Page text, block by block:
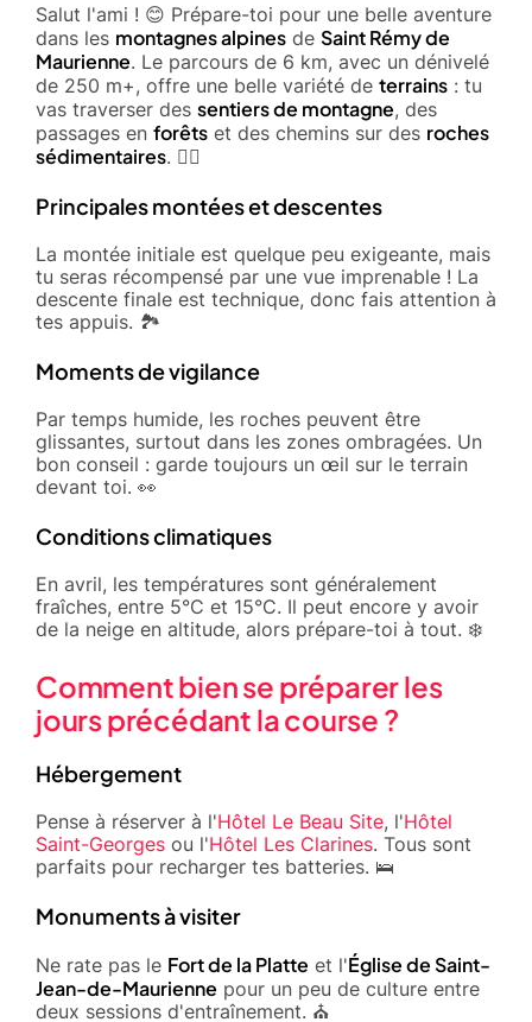
Salut l'ami ! 😊 Prépare-toi pour une belle aventure
dans les montagnes alpines de Saint Rémy de
Maurienne. Le parcours de 6 km, avec un dénivelé
de 250 m+, offre une belle variété de terrains : tu
vas traverser des sentiers de montagne, des
passages en forêts et des chemins sur des roches
sédimentaires. 🚵‍♂️
Principales montées et descentes
La montée initiale est quelque peu exigeante, mais
tu seras récompensé par une vue imprenable ! La
descente finale est technique, donc fais attention à
tes appuis. 🏞️
Moments de vigilance
Par temps humide, les roches peuvent être
glissantes, surtout dans les zones ombragées. Un
bon conseil : garde toujours un œil sur le terrain
devant toi. 👀
Conditions climatiques
En avril, les températures sont généralement
fraîches, entre 5°C et 15°C. Il peut encore y avoir
de la neige en altitude, alors prépare-toi à tout. ❄️
Comment bien se préparer les
jours précédant la course ?
Hébergement
Pense à réserver à l'Hôtel Le Beau Site, l'Hôtel
Saint-Georges ou l'Hôtel Les Clarines. Tous sont
parfaits pour recharger tes batteries. 🛌
Monuments à visiter
Ne rate pas le Fort de la Platte et l'Église de Saint-
Jean-de-Maurienne pour un peu de culture entre
deux sessions d'entraînement. ⛪